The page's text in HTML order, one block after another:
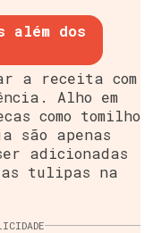
além dos
a receita com
Alho em
como tomilho
são apenas
adicionadas
tulipas na